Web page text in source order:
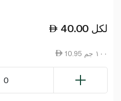
40.00 لكل
10.95 ١٠٠ جم
0